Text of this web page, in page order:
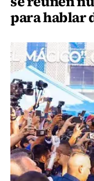
para hablar